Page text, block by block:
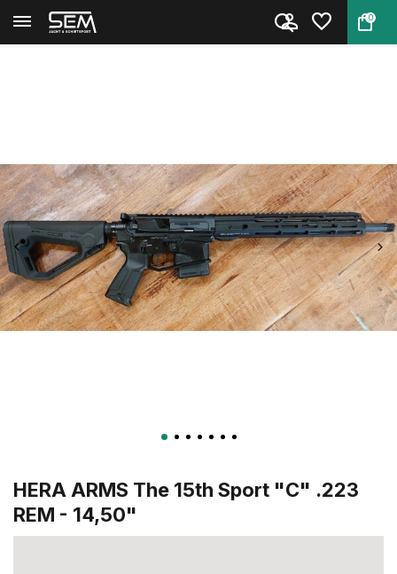
0
Terug Home HERA ARMS The 15th Sport "C" ....
HERA ARMS The 15th Sport "C" .223
REM - 14,50"